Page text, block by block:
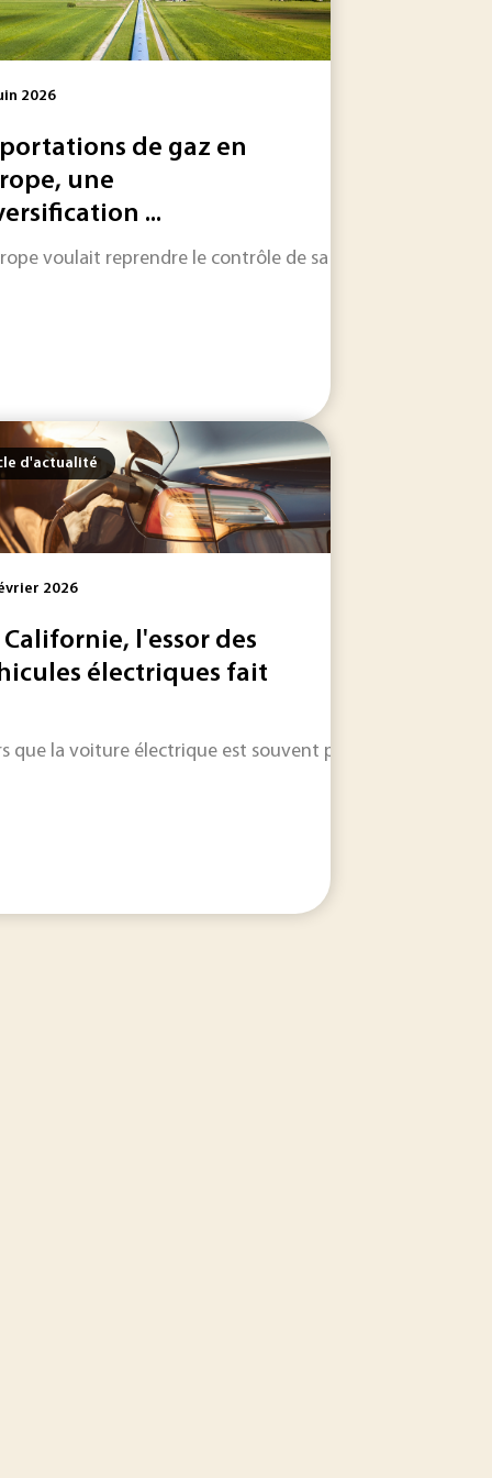
en raison de l’interaction avec l’oxygène, l’eau...
l’industrie numérique a une incidence néfaste sur
2026
de gaz en
une
...
voulait reprendre le contrôle de sa sécurité
des insectes sur l’île depuis 2021.
moyenne des températures de 4 °C à
d'actualité
2026
Californie, l'essor des
électriques fait
que la voiture électrique est souvent présentée comme
avec une baisse massive des droits de douane et des
fin juin et début juillet, avec des températures qui ont